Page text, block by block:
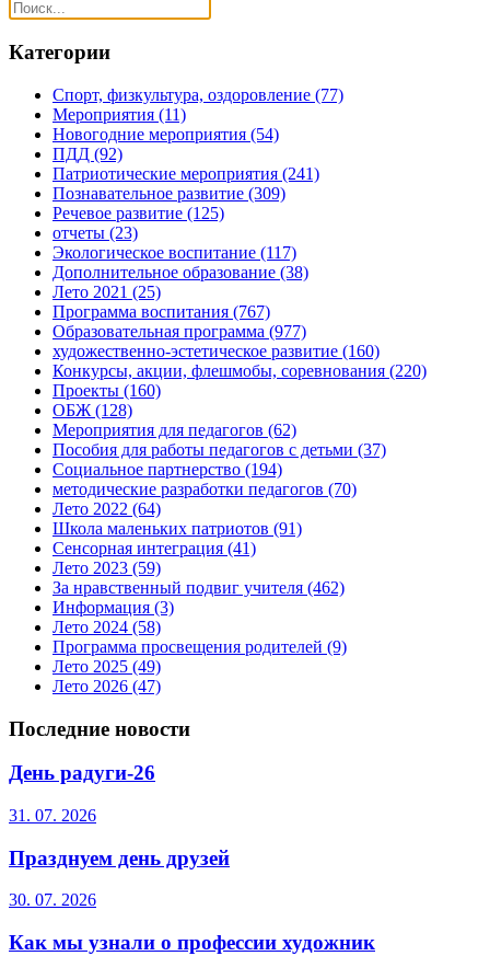
Категории
Спорт, физкультура, оздоровление (77)
Мероприятия (11)
Новогодние мероприятия (54)
ПДД (92)
Патриотические мероприятия (241)
Познавательное развитие (309)
Речевое развитие (125)
отчеты (23)
Экологическое воспитание (117)
Дополнительное образование (38)
Лето 2021 (25)
Программа воспитания (767)
Образовательная программа (977)
художественно-эстетическое развитие (160)
Конкурсы, акции, флешмобы, соревнования (220)
Проекты (160)
ОБЖ (128)
Мероприятия для педагогов (62)
Пособия для работы педагогов с детьми (37)
Социальное партнерство (194)
методические разработки педагогов (70)
Лето 2022 (64)
Школа маленьких патриотов (91)
Сенсорная интеграция (41)
Лето 2023 (59)
За нравственный подвиг учителя (462)
Информация (3)
Лето 2024 (58)
Программа просвещения родителей (9)
Лето 2025 (49)
Лето 2026 (47)
Последние новости
День радуги-26
31. 07. 2026
Празднуем день друзей
30. 07. 2026
Как мы узнали о профессии художник